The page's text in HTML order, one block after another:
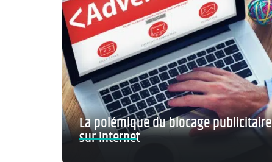
La polémique du blocage publicitaire
sur internet